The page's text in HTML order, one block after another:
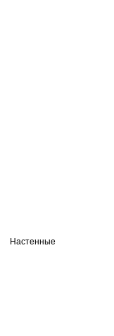
Настенные